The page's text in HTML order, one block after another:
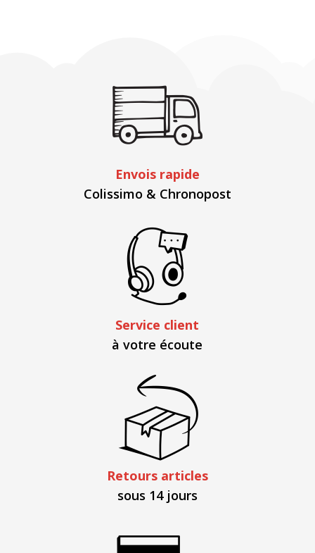
Envois rapide
Colissimo & Chronopost
Service client
à votre écoute
Retours articles
sous 14 jours